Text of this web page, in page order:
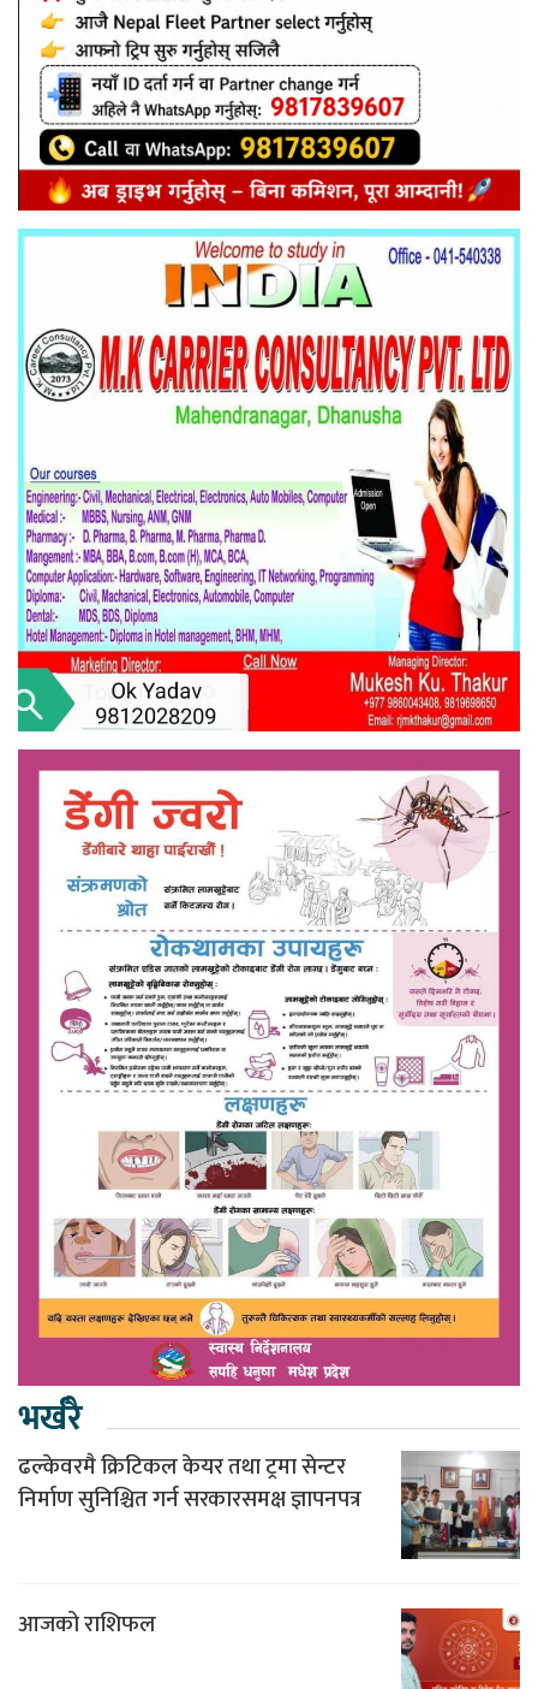
भर्खरै
ढल्केवरमै क्रिटिकल केयर तथा ट्रमा सेन्टर
निर्माण सुनिश्चित गर्न सरकारसमक्ष ज्ञापनपत्र
आजको राशिफल